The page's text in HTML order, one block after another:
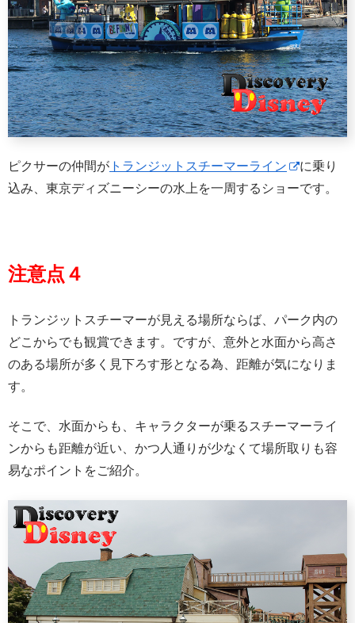
ピクサーの仲間が トランジットスチーマーライン
に乗り
込み、東京ディズニーシーの水上を一周するショーです。
注意点４
トランジットスチーマーが見える場所ならば、パーク内の
どこからでも観賞できます。ですが、意外と水面から高さ
のある場所が多く見下ろす形となる為、距離が気になりま
す。
そこで、水面からも、キャラクターが乗るスチーマーライ
ンからも距離が近い、かつ人通りが少なくて場所取りも容
易なポイントをご紹介。